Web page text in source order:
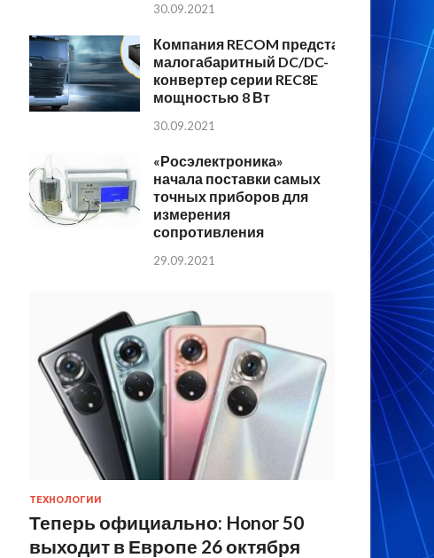
30.09.2021
Компания RECOM представляет
малогабаритный DC/DC-
конвертер серии REC8E
мощностью 8 Вт
30.09.2021
«Росэлектроника»
начала поставки самых
точных приборов для
измерения
сопротивления
29.09.2021
ТЕХНОЛОГИИ
Теперь официально: Honor 50
выходит в Европе 26 октября